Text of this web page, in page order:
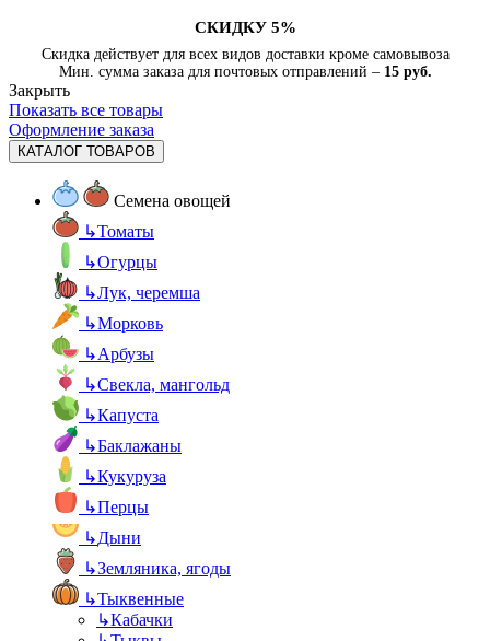
СКИДКУ 5%
Скидка действует для всех видов доставки кроме самовывоза
Мин. сумма заказа для почтовых отправлений – 15 руб.
Закрыть
Показать все товары
Оформление заказа
КАТАЛОГ ТОВАРОВ
Семена овощей
↳Томаты
↳Огурцы
↳Лук, черемша
↳Морковь
↳Арбузы
↳Свекла, мангольд
↳Капуста
↳Баклажаны
↳Кукуруза
↳Перцы
↳Дыни
↳Земляника, ягоды
↳Тыквенные
↳Кабачки